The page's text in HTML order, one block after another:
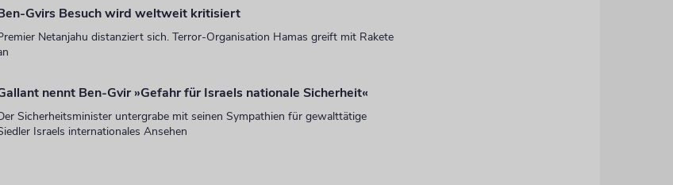
Gvirs Besuch wird weltweit kritisiert
Netanjahu distanziert sich. Terror-Organisation Hamas greift mit Rakete
nennt Ben-Gvir »Gefahr für Israels nationale Sicherheit«
Sicherheitsminister untergrabe mit seinen Sympathien für gewalttätige
Israels internationales Ansehen